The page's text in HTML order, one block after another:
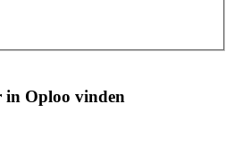
in Oploo vinden